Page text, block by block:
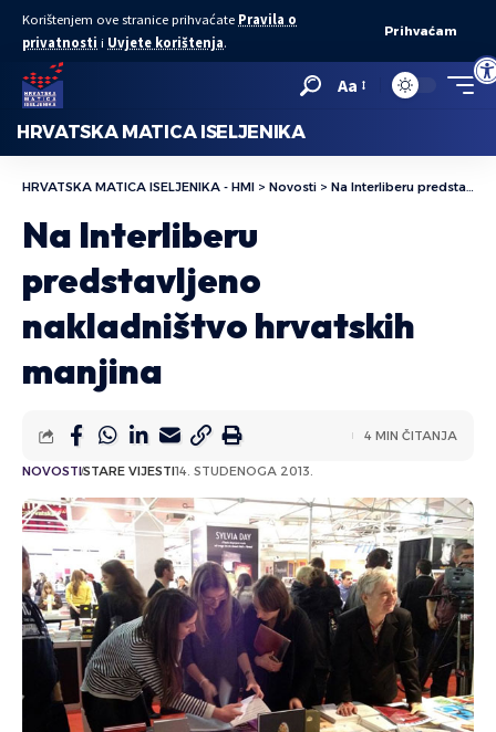
Korištenjem ove stranice prihvaćate Pravila o
privatnosti i Uvjete korištenja.
Prihvaćam
Aa
HRVATSKA MATICA ISELJENIKA
HRVATSKA MATICA ISELJENIKA - HMI > Novosti > Na Interliberu predstavljeno nakladništvo hrvatskih manjina
Na Interliberu
predstavljeno
nakladništvo hrvatskih
manjina
NOVOSTISTARE VIJESTI14. STUDENOGA 2013.
4 MIN ČITANJA